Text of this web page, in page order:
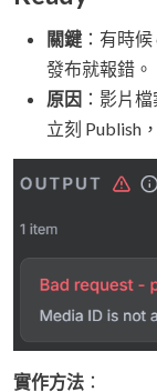
關鍵 ：有時
發布就報錯。
原因 ：影片
立刻 Publish
實作方法 ：